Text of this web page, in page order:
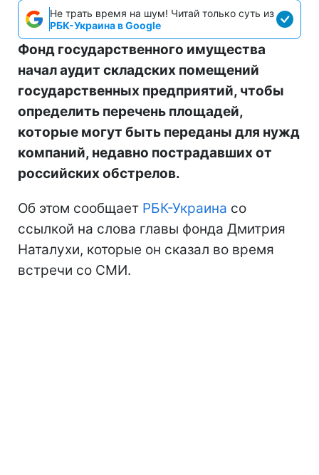
Не трать время на шум! Читай только суть из
РБК-Украина в Google
Фонд государственного имущества
начал аудит складских помещений
государственных предприятий, чтобы
определить перечень площадей,
которые могут быть переданы для нужд
компаний, недавно пострадавших от
российских обстрелов.
Об этом сообщает РБК-Украина со
ссылкой на слова главы фонда Дмитрия
Наталухи, которые он сказал во время
встречи со СМИ.